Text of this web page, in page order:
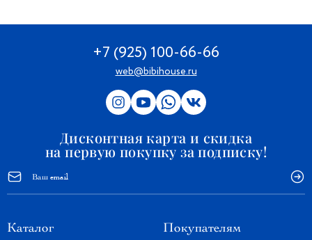
+7 (925) 100-66-66
web@bibihouse.ru
Дисконтная карта и скидка
на первую покупку за подписку!
Каталог Покупателям